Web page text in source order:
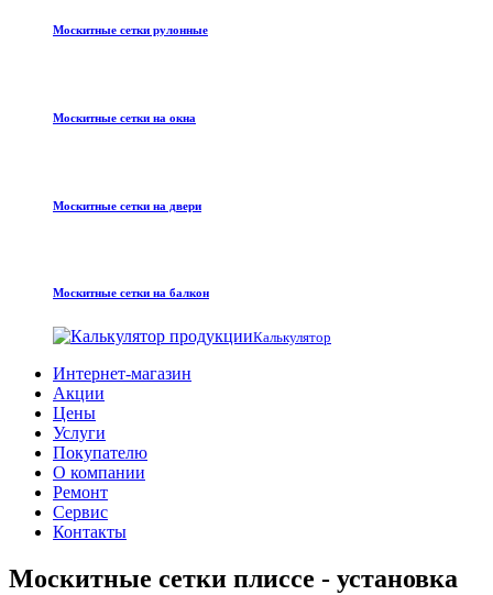
Москитные сетки рулонные
Москитные сетки на окна
Москитные сетки на двери
Москитные сетки на балкон
Калькулятор
Интернет-магазин
Акции
Цены
Услуги
Покупателю
О компании
Ремонт
Сервис
Контакты
Москитные сетки плиссе - установка